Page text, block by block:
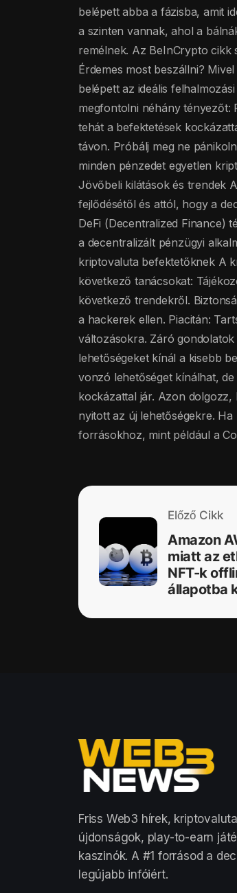
belépett abba a fázisba, amit
a szinten vannak, ahol a
remélnek. Az BeInCrypto cikk
Érdemes most beszállni?
belépett az ideális
megfontolni néhány tényezőt:
tehát a befektetések
távon. Próbálj meg ne
minden pénzedet egyetlen
Jövőbeli kilátások és trendek
fejlődésétől és attól, hogy a
DeFi (Decentralized Finance)
a decentralizált pénzügyi
kriptovaluta befektetőknek A
következő tanácsokat:
következő trendekről.
a hackerek ellen. Piacitán:
változásokra. Záró
lehetőségeket kínál a kisebb
vonzó lehetőséget kínálhat,
kockázattal jár. Azon
nyitott az új lehetőségekre.
forrásokhoz, mint például a
Előző Cikk
Amazon
miatt az
NFT-k
állapotba
Friss Web3 hírek,
újdonságok, play-to-earn
kaszinók. A #1 forrásod a
legújabb infóiért.